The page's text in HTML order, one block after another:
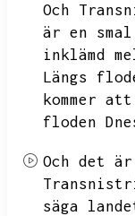
Och
är en
inklämd
Längs
kommer
floden
Och det är
säga